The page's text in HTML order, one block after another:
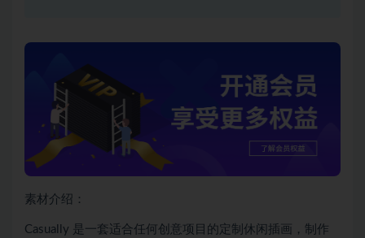
素材介绍：
Casually 是一套适合任何创意项目的定制休闲插画，制作